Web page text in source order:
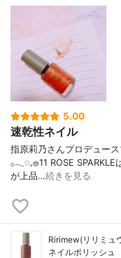
5.00
速乾性ネイル
指原莉乃さんプロデュー
𓂂𓂃◌𓈒𓐍11 ROSE SPARKLE
が上品…続きを見る
Ririmew(リリミュ
ネイルポリッシュ